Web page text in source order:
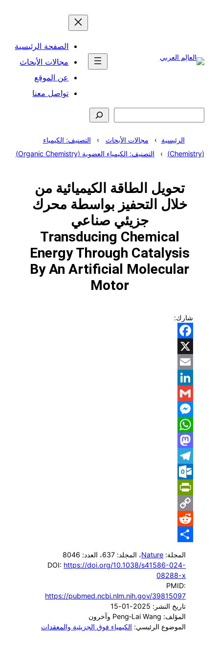
الصفحة الرئيسية
مجالات الأبحاث
عن الموقع
تواصل معنا
الرئيسية مجالات الأبحاث
التصنيف: الكيمياء
(Chemistry)
التصنيف: الكيمياء العضوية (Organic Chemistry)
تحويل الطاقة الكيميائية من
خلال التحفيز بواسطة محرك
جزيئي صناعي
Transducing Chemical
Energy Through Catalysis
By An Artificial Molecular
Motor
شارك:
Facebook
X
Email
LinkedIn
Gmail
Messenger
WhatsApp
Mastodon
Telegram
Outlook.com
PrintFriendly
Copy
Link
Reddit
المجلة: Nature، المجلد: 637
، العدد: 8046
DOI: https://doi.org/10.1038/s41586-024-
08288-x
PMID:
https://pubmed.ncbi.nlm.nih.gov/39815097
تاريخ النشر: 2025-01-15
المؤلف: Peng‐Lai Wang وآخرون
الموضوع الرئيسي: الكيمياء فوق الجزيئية والمعقدات